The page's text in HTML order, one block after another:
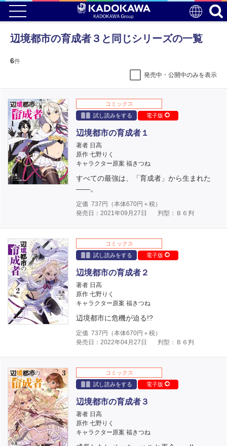
辺境都市の育成者３と同じシリーズの一覧
6件
発売中・公開中のみを表示
コミックス
試し読みをする
電子版
辺境都市の育成者１
著者 日高
原作 七野りく
キャラクター原案 福きつね
すべての最強は、「育成者」から生まれた
――。
定価 737 円（本体670円＋税）
発売日：2021年09月27日
判型：Ｂ６判
コミックス
試し読みをする
電子版
辺境都市の育成者２
著者 日高
原作 七野りく
キャラクター原案 福きつね
辺境都市に危機が迫る!?
定価 737 円（本体670円＋税）
発売日：2022年04月27日
判型：Ｂ６判
コミックス
試し読みをする
電子版
辺境都市の育成者３
著者 日高
原作 七野りく
キャラクター原案 福きつね